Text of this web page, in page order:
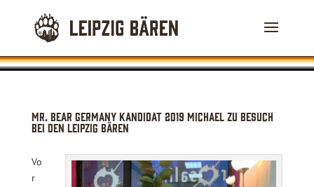
Mr. Bear Germany Kandidat 2019 Michael zu Besuch
bei den Leipzig Bären
Vo
r